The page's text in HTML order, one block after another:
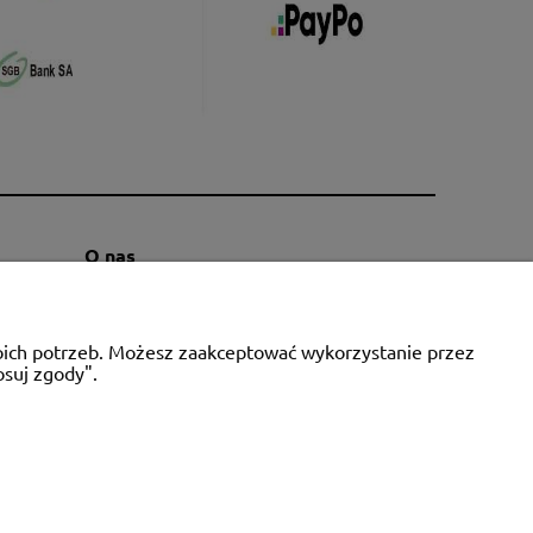
O nas
O firmie
potrzeb. Możesz zaakceptować wykorzystanie przez
zgody".